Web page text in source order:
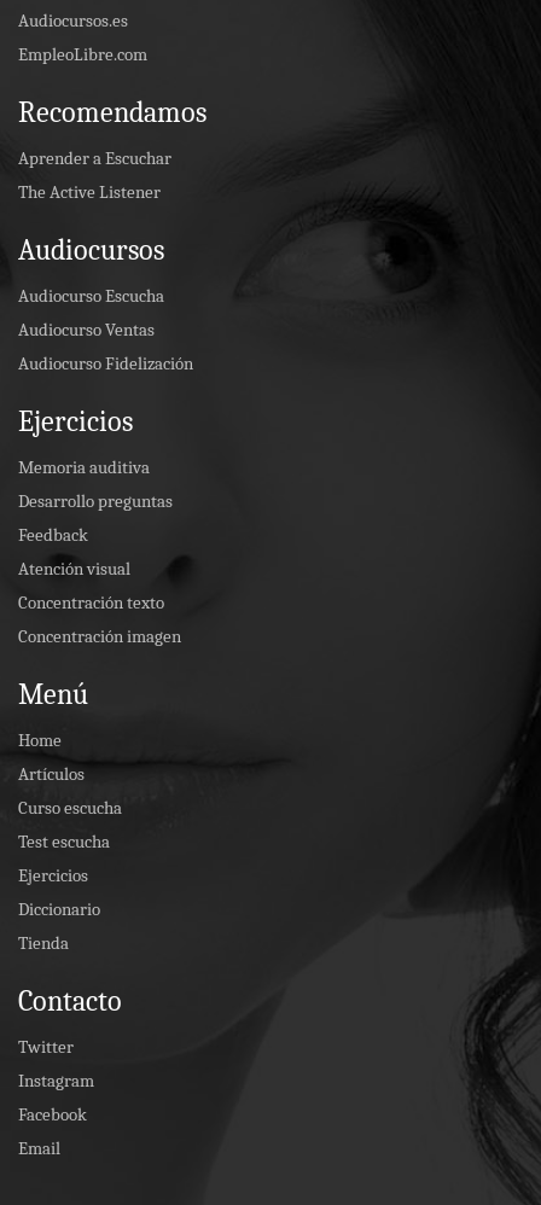
Audiocursos.es
EmpleoLibre.com
Recomendamos
Aprender a Escuchar
The Active Listener
Audiocursos
Audiocurso Escucha
Audiocurso Ventas
Audiocurso Fidelización
Ejercicios
Memoria auditiva
Desarrollo preguntas
Feedback
Atención visual
Concentración texto
Concentración imagen
Menú
Home
Artículos
Curso escucha
Test escucha
Ejercicios
Diccionario
Tienda
Contacto
Twitter
Instagram
Facebook
Email